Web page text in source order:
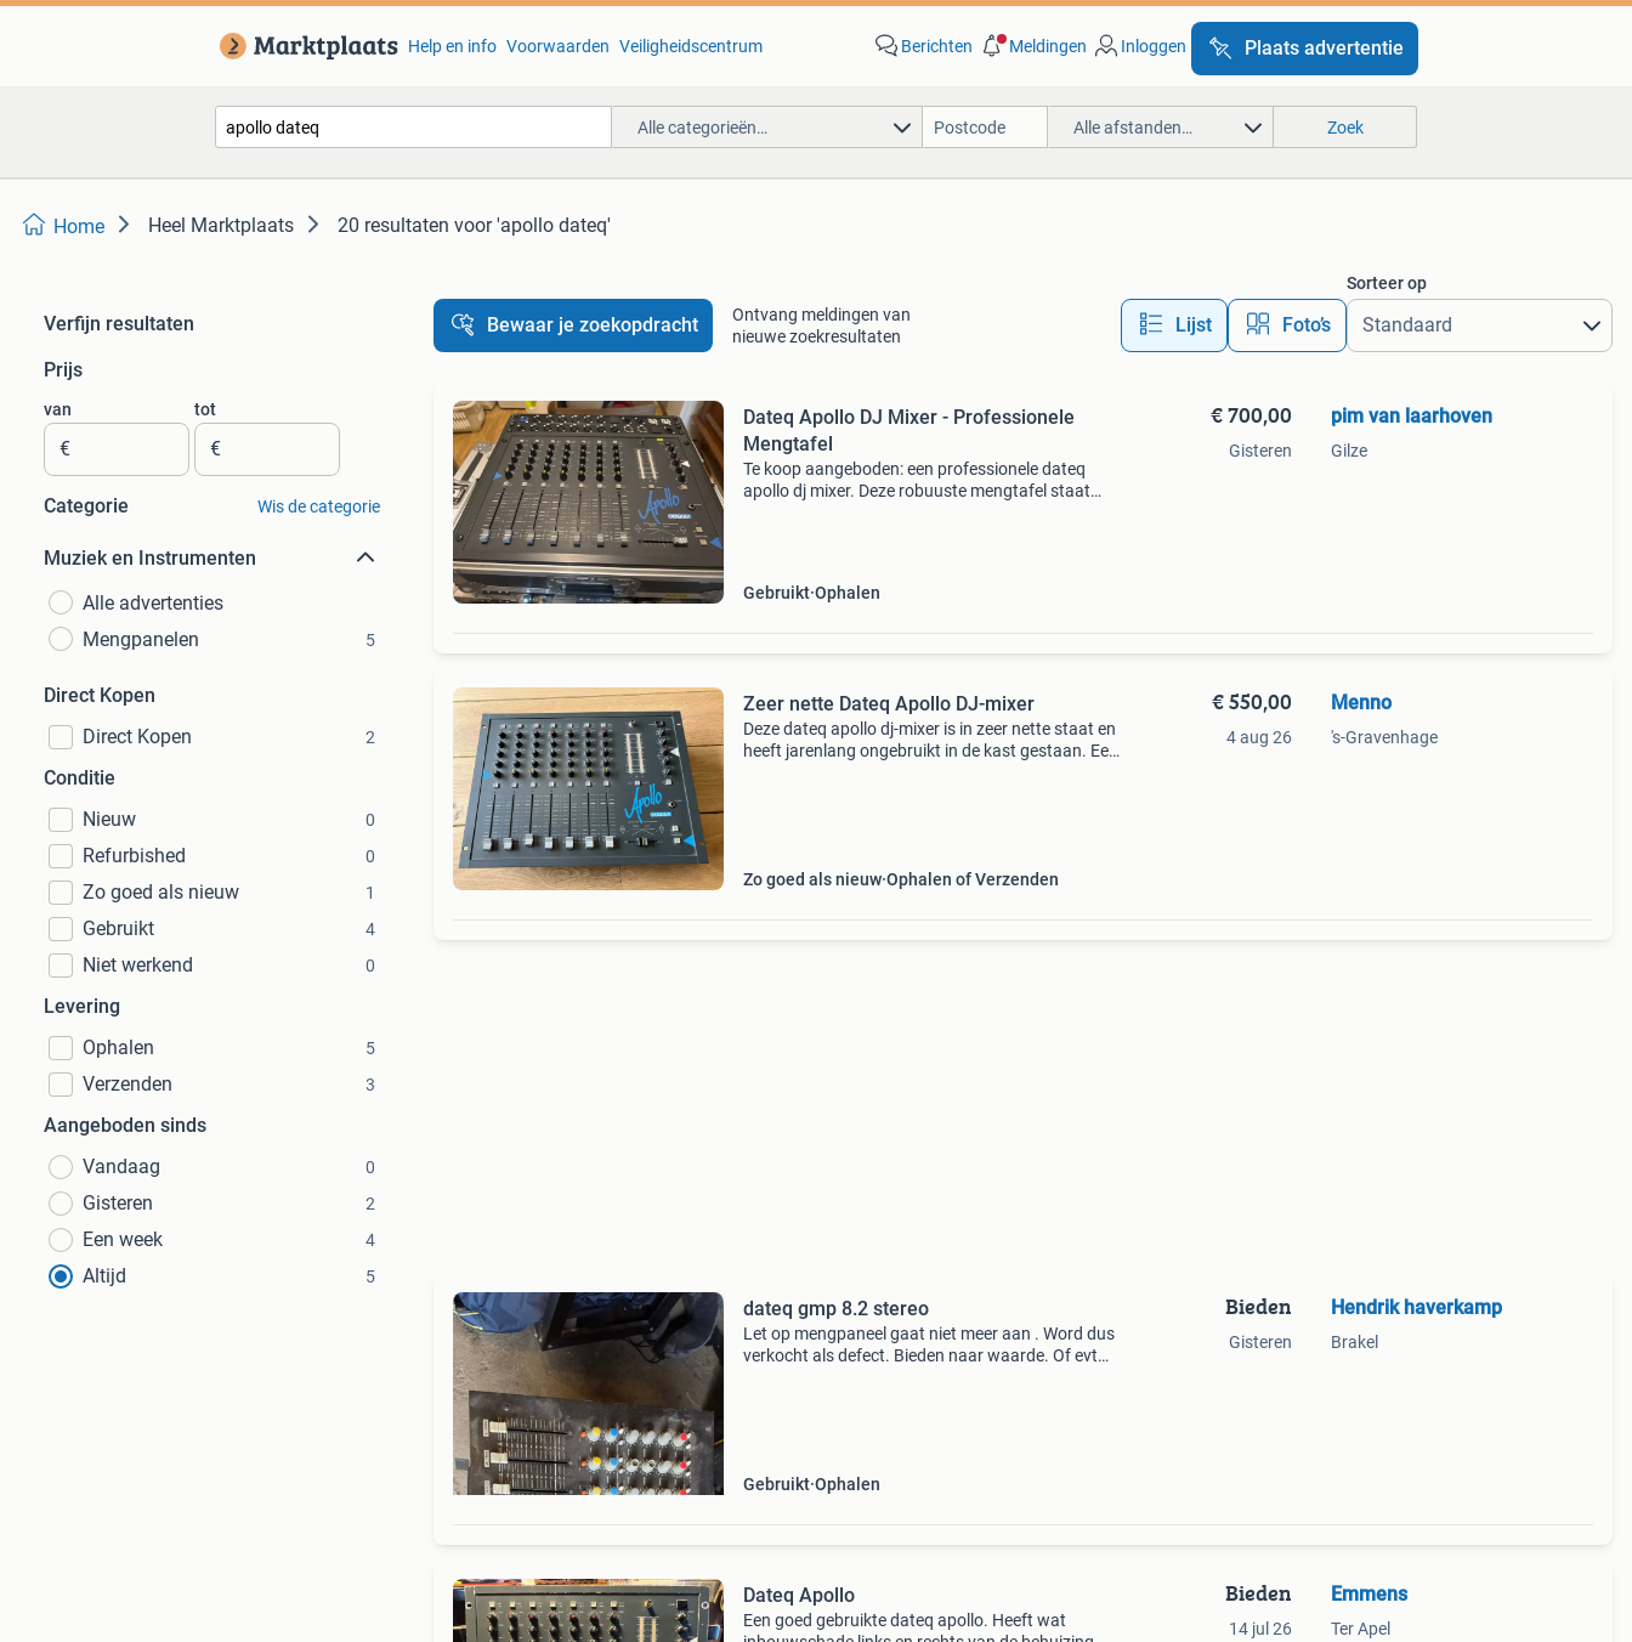
Help en info Voorwaarden Veiligheidscentrum Berichten Meldingen Inloggen Plaats advertentie
Alle categorieën… Alle afstanden… Zoek
Home Heel Marktplaats 20 resultaten voor 'apollo dateq'
Verfijn resultaten
Prijs
van
€
tot
€
Categorie Wis de categorie
Muziek en Instrumenten
Alle advertenties
Mengpanelen
5
Direct Kopen
Direct Kopen
2
Conditie
Nieuw
0
Refurbished 0
Zo goed als nieuw 1
Gebruikt 4
Niet werkend 0
Levering
Ophalen
5
Verzenden 3
Aangeboden sinds
Vandaag
0
Gisteren 2
Een week 4
Altijd 5
Bewaar je zoekopdracht
Ontvang meldingen van
nieuwe zoekresultaten
Lijst Foto’s
Sorteer op
Dateq Apollo DJ Mixer - Professionele
Mengtafel
Te koop aangeboden: een professionele dateq
apollo dj mixer. Deze robuuste mengtafel staat
Gebruikt Ophalen
€ 700,00
Gisteren
pim van laarhoven
Gilze
Zeer nette Dateq Apollo DJ-mixer
Deze dateq apollo dj-mixer is in zeer nette staat en
heeft jarenlang ongebruikt in de kast gestaan. Een
Zo goed als nieuw Ophalen of Verzenden
€ 550,00
4 aug 26
Menno
's-Gravenhage
dateq gmp 8.2 stereo
Let op mengpaneel gaat niet meer aan . Word dus
verkocht als defect. Bieden naar waarde. Of evt
Gebruikt Ophalen
Bieden
Gisteren
Hendrik haverkamp
Brakel
Dateq Apollo
Een goed gebruikte dateq apollo. Heeft wat
Bieden
14 jul 26
Emmens
Ter Apel